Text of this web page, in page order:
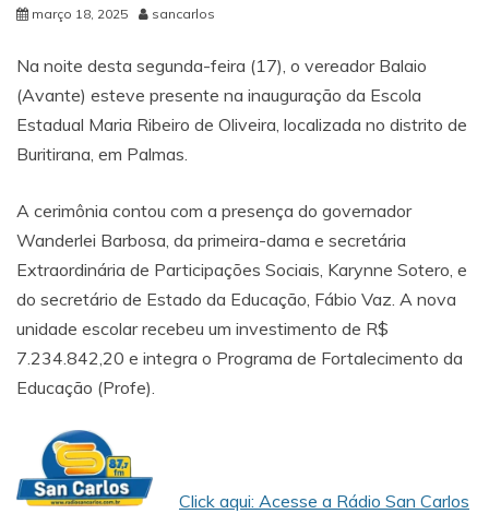
março 18, 2025 sancarlos
Na noite desta segunda-feira (17), o vereador Balaio
(Avante) esteve presente na inauguração da Escola
Estadual Maria Ribeiro de Oliveira, localizada no distrito de
Buritirana, em Palmas.
A cerimônia contou com a presença do governador
Wanderlei Barbosa, da primeira-dama e secretária
Extraordinária de Participações Sociais, Karynne Sotero, e
do secretário de Estado da Educação, Fábio Vaz. A nova
unidade escolar recebeu um investimento de R$
7.234.842,20 e integra o Programa de Fortalecimento da
Educação (Profe).
Click aqui: Acesse a Rádio San Carlos